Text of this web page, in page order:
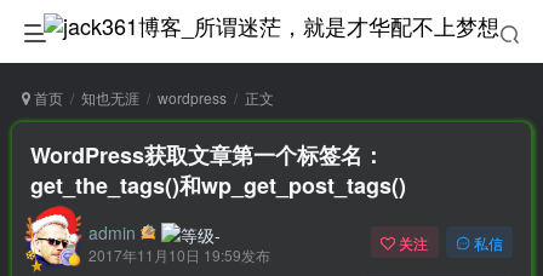
首页 知也无涯 wordpress 正文
WordPress获取文章第一个标签名：
get_the_tags()和wp_get_post_tags()
admin
2017年11月10日 19:59发布
关注 私信